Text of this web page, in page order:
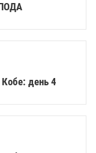
день 4